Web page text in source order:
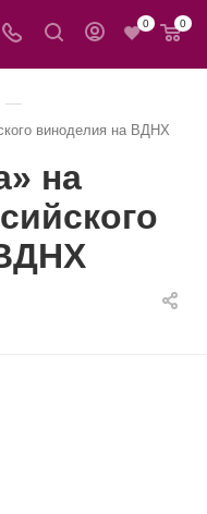
0 0
—
виноделия на ВДНХ
на